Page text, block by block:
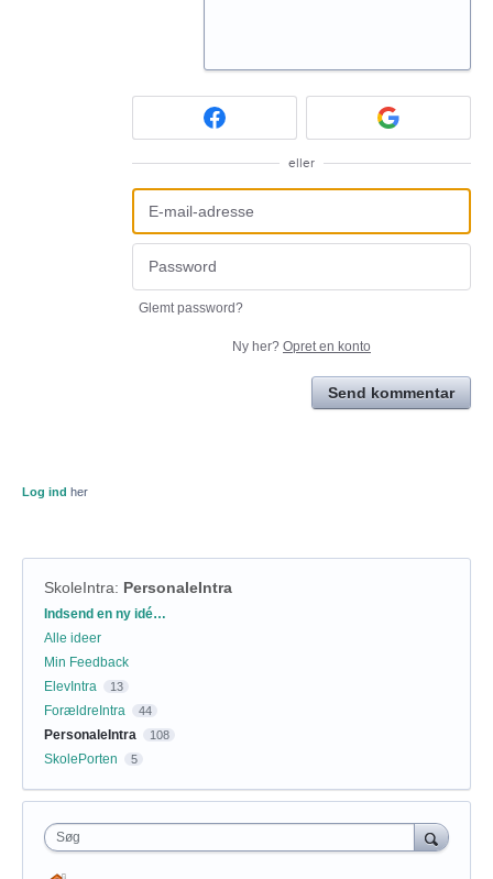
eller
Glemt password?
Ny her? Opret en konto
Send kommentar
Log ind her
SkoleIntra: PersonaleIntra
Kategorier
Indsend en ny idé…
Alle ideer
Min Feedback
ElevIntra
13
ForældreIntra 44
PersonaleIntra 108
SkolePorten 5
Søg